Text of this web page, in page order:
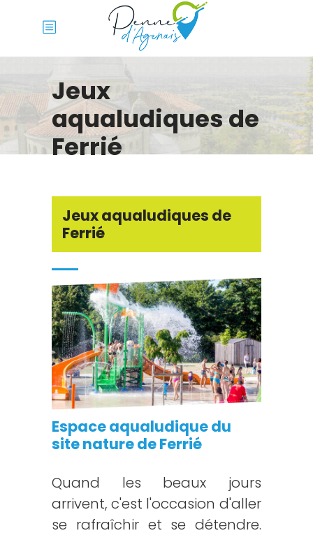
Jeux
aqualudiques de
Ferrié
Jeux aqualudiques de
Ferrié
Espace aqualudique du
site nature de Ferrié
Quand les beaux jours
arrivent, c'est l'occasion d'aller
se rafraîchir et se détendre.